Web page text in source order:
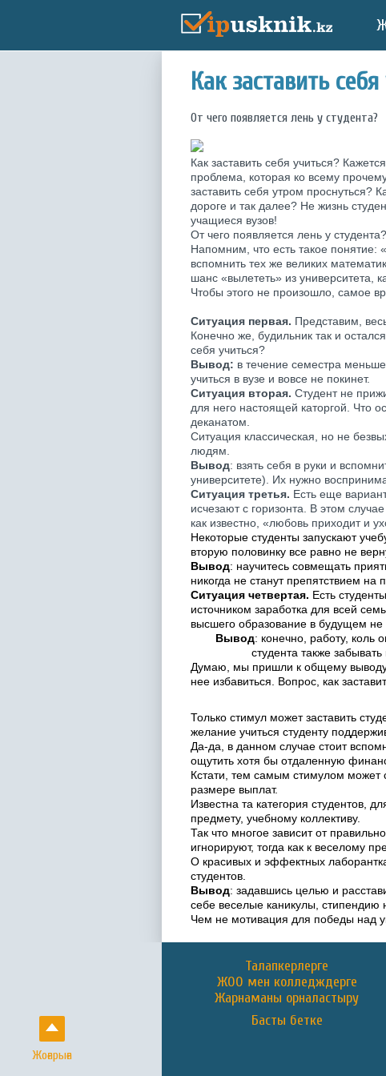
Как заставить
От чего появляется лень у студента?
Как заставить себя учиться?
проблема, которая ко всему
заставить себя утром проснуться?
дороге и так далее? Не жизнь
учащиеся вузов!
От чего появляется лень у студента?
Напомним, что есть такое понятие:
вспомнить тех же великих
шанс «вылететь» из университета,
Чтобы этого не произошло, самое
Ситуация первая. Представим,
Конечно же, будильник так и
себя учиться?
Вывод: в течение семестра
учиться в вузе и вовсе не покинет.
Ситуация вторая. Студент не
для него настоящей каторгой. Что
деканатом.
Ситуация классическая, но не
людям.
Вывод: взять себя в руки и
университете). Их нужно
Ситуация третья. Есть еще
исчезают с горизонта. В этом
как известно, «любовь приходит и
Некоторые студенты запускают
вторую половинку все равно не
Вывод: научитесь совмещать
никогда не станут препятствием на
Ситуация четвертая. Есть
источником заработка для всей
высшего образование в будущем
Вывод: конечно, работу, коль
студента также
Думаю, мы пришли к общему выводу,
нее избавиться. Вопрос, как
Только стимул может заставить
желание учиться студенту
Да-да, в данном случае стоит
ощутить хотя бы отдаленную
Кстати, тем самым стимулом может
размере выплат.
Известна та категория студентов,
предмету, учебному коллективу.
Так что многое зависит от
игнорируют, тогда как к веселому
О красивых и эффектных
студентов.
Вывод: задавшись целью и
себе веселые каникулы,
Чем не мотивация для победы над
Талапкерлерге
ЖОО мен колледждерге
Жарнаманы орналастыру
Басты бетке
Жоғарыға